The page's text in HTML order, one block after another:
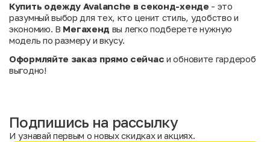
Купить одежду Avalanche в секонд-хенде - это
разумный выбор для тех, кто ценит стиль, удобство и
экономию. В Мегахенд вы легко подберете нужную
модель по размеру и вкусу.
Оформляйте заказ прямо сейчас и обновите гардероб
выгодно!
Подпишись на рассылку
И узнавай первым о новых скидках и акциях.